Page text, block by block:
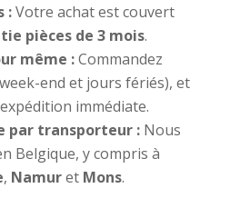
:Votre achat est couvert
pièces de 3 mois.
même :Commandez
end et jours fériés), et
immédiate.
par transporteur :Nous
Belgique, y compris à
, Namuret Mons.